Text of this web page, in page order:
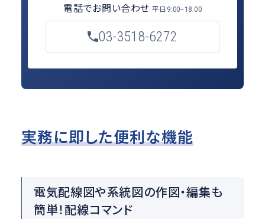
電話でお問い合わせ 平日 9:00~18:00
03-3518-6272
実務に即した便利な機能
電気配線図や系統図の作図・編集も
簡単！配線コマンド